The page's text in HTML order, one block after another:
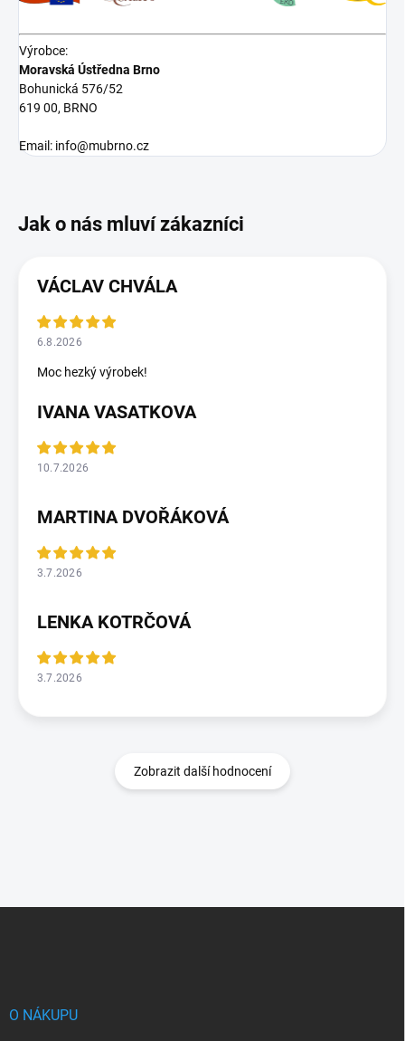
Výrobce:
Moravská Ústředna Brno
Bohunická 576/52
619 00, BRNO
Email: info@mubrno.cz
VÁCLAV CHVÁLA
6.8.2026
Moc hezký výrobek!
IVANA VASATKOVA
10.7.2026
MARTINA DVOŘÁKOVÁ
3.7.2026
LENKA KOTRČOVÁ
3.7.2026
Zobrazit další hodnocení
O NÁKUPU